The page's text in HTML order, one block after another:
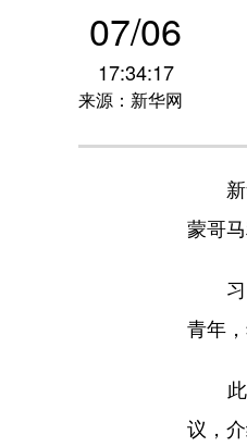
07/06
17:34:17
来源：新华网
新华
蒙哥
习近
青年
此前
议，